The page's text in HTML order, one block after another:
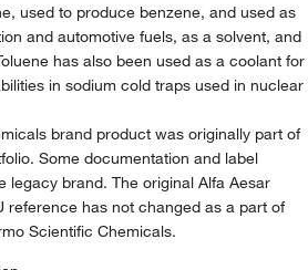
used to produce benzene, and used as
and automotive fuels, as a solvent, and
has also been used as a coolant for
in sodium cold traps used in nuclear
brand product was originally part of
Some documentation and label
legacy brand. The original Alfa Aesar
reference has not changed as a part of
Scientific Chemicals.